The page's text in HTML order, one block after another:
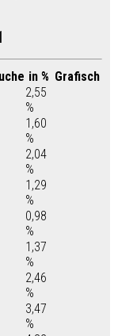
in % Grafisch
2,55
%
1,60
%
2,04
%
1,29
%
0,98
%
1,37
%
2,46
%
3,47
%